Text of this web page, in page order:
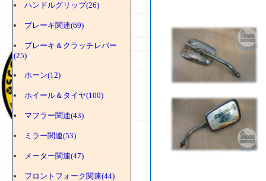
ハンドルグリップ(26)
ブレーキ関連(69)
ブレーキ＆クラッチレバー
(25)
ホーン(12)
ホイール＆タイヤ(100)
マフラー関連(43)
ミラー関連(53)
メーター関連(47)
フロントフォーク関連(44)